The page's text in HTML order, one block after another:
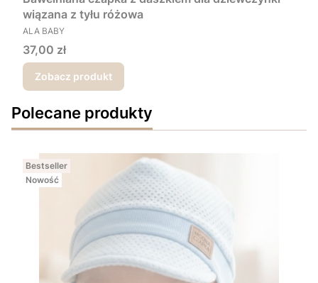
wiązana z tyłu różowa
PRODUCENT
ALA BABY
Cena
37,00 zł
Zobacz produkt
Polecane produkty
Bestseller
Nowość